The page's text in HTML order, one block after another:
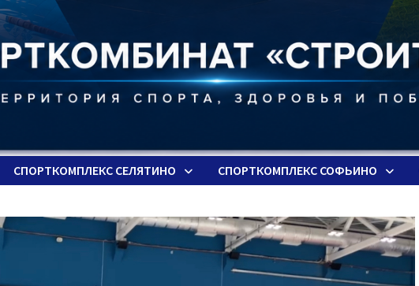
СПОРТКОМПЛЕКС СЕЛЯТИНО СПОРТКОМПЛЕКС СОФЬИНО